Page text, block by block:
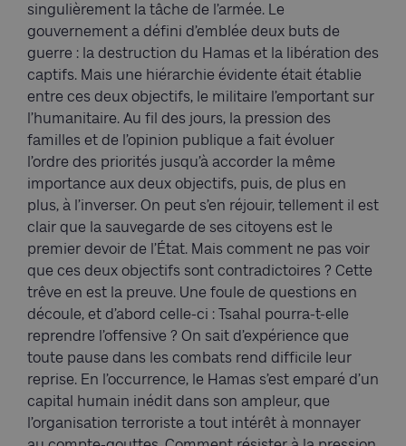
singulièrement la tâche de l’armée. Le
gouvernement a défini d’emblée deux buts de
guerre : la destruction du Hamas et la libération des
captifs. Mais une hiérarchie évidente était établie
entre ces deux objectifs, le militaire l’emportant sur
l’humanitaire. Au fil des jours, la pression des
familles et de l’opinion publique a fait évoluer
l’ordre des priorités jusqu’à accorder la même
importance aux deux objectifs, puis, de plus en
plus, à l’inverser. On peut s’en réjouir, tellement il est
clair que la sauvegarde de ses citoyens est le
premier devoir de l’État. Mais comment ne pas voir
que ces deux objectifs sont contradictoires ? Cette
trêve en est la preuve. Une foule de questions en
découle, et d’abord celle-ci : Tsahal pourra-t-elle
reprendre l’offensive ? On sait d’expérience que
toute pause dans les combats rend difficile leur
reprise. En l’occurrence, le Hamas s’est emparé d’un
capital humain inédit dans son ampleur, que
l’organisation terroriste a tout intérêt à monnayer